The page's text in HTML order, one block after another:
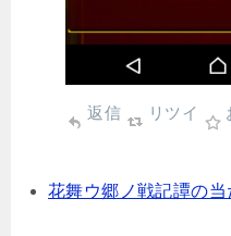
返信 リツイ
花舞ウ郷ノ戦記譚の当